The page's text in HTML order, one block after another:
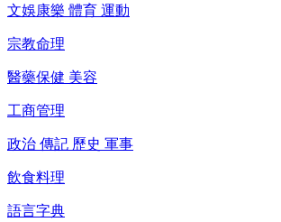
文娛康樂 體育 運動
宗教命理
醫藥保健 美容
工商管理
政治 傳記 歷史 軍事
飲食料理
語言字典